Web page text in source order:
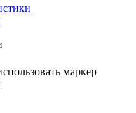
маркер